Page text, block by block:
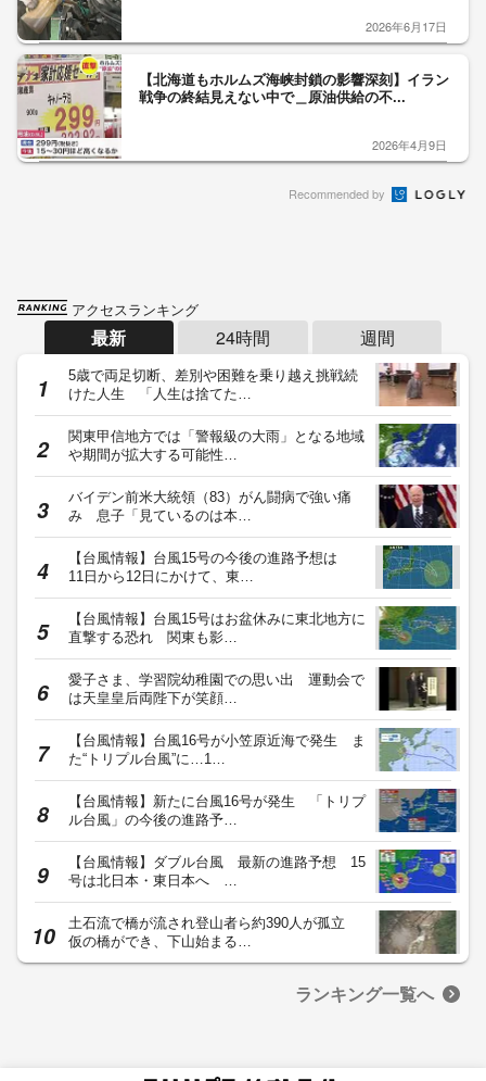
2026年6月17日
【北海道もホルムズ海峡封鎖の影響深刻】イラン
戦争の終結見えない中で＿原油供給の不...
2026年4月9日
Recommended by
アクセスランキング
最新 24時間 週間
5歳で両足切断、差別や困難を乗り越え挑戦続
けた人生 「人生は捨てた…
関東甲信地方では「警報級の大雨」となる地域
や期間が拡大する可能性…
バイデン前米大統領（83）がん闘病で強い痛
み 息子「見ているのは本…
【台風情報】台風15号の今後の進路予想は
11日から12日にかけて、東…
【台風情報】台風15号はお盆休みに東北地方に
直撃する恐れ 関東も影…
愛子さま、学習院幼稚園での思い出 運動会で
は天皇皇后両陛下が笑顔…
【台風情報】台風16号が小笠原近海で発生 ま
た“トリプル台風”に…1…
【台風情報】新たに台風16号が発生 「トリプ
ル台風」の今後の進路予…
【台風情報】ダブル台風 最新の進路予想 15
号は北日本・東日本へ …
土石流で橋が流され登山者ら約390人が孤立
仮の橋ができ、下山始まる…
ランキング一覧へ